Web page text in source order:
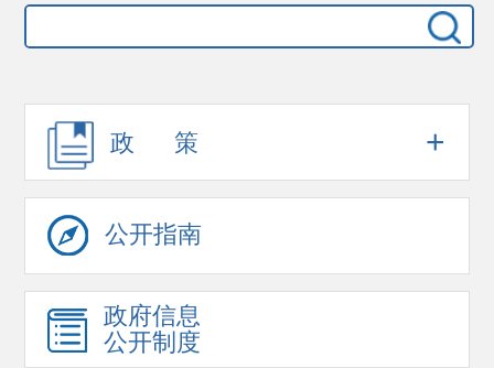
政 策 +
公开指南
政府信息
公开制度